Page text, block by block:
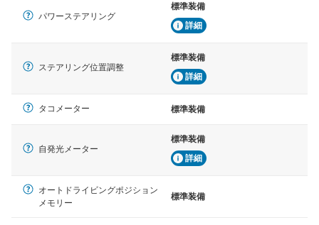
パワーステアリング
標準装備
詳細
ステアリング位置調整
標準装備
詳細
タコメーター 標準装備
自発光メーター
標準装備
詳細
オートドライビングポジション
メモリー
標準装備